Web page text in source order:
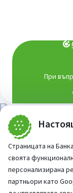
Страницата на
своята
персонализирана
партньори като
При